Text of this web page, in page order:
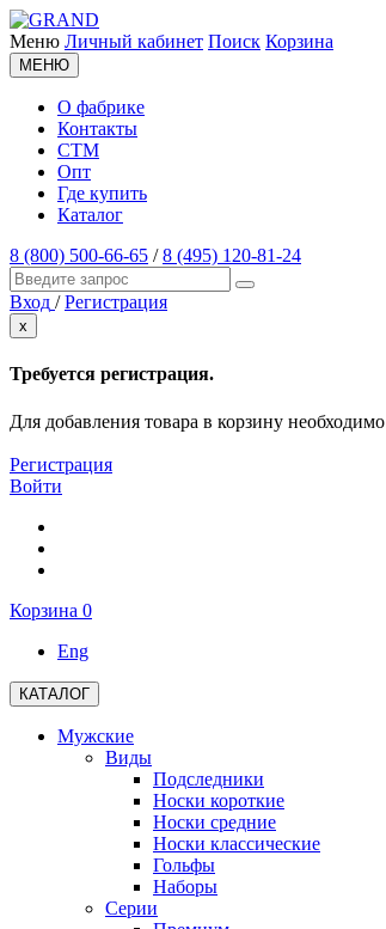
Меню Личный кабинет Поиск Корзина
МЕНЮ
О фабрике
Контакты
СТМ
Опт
Где купить
Каталог
8 (800) 500-66-65 /8 (495) 120-81-24
Вход / Регистрация
x
Требуется регистрация.
Для добавления товара в корзину необходимо
Регистрация
Войти
Корзина 0
Eng
КАТАЛОГ
Мужские
Виды
Подследники
Носки короткие
Носки средние
Носки классические
Гольфы
Наборы
Серии